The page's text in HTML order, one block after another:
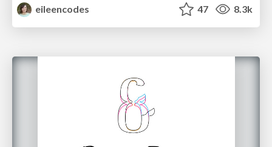
eileencodes
47 8.3k